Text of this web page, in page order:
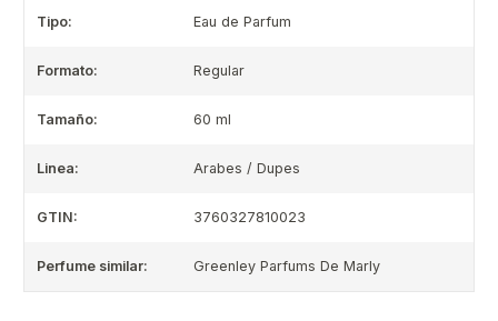
Tipo: Eau de Parfum
Formato: Regular
Tamaño: 60 ml
Linea: Arabes / Dupes
GTIN: 3760327810023
Perfume similar: Greenley Parfums De Marly